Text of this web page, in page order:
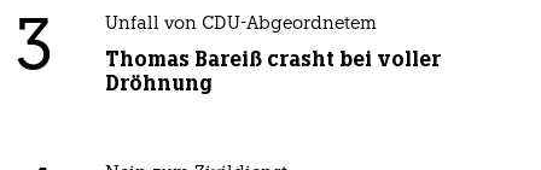
3 Unfall von CDU-Abgeordnetem
Thomas Bareiß crasht bei voller
Dröhnung